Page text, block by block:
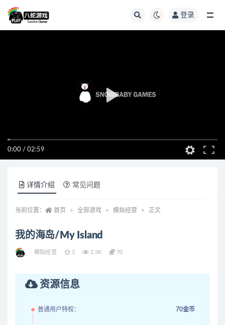
登录
0:00 / 02:59
详情介绍 常见问题
当前位置： 首页 全部游戏 模拟经营 正文
我的海岛/My Island
模拟经营 2 2.5K 70
资源信息
普通用户特权： 70金币